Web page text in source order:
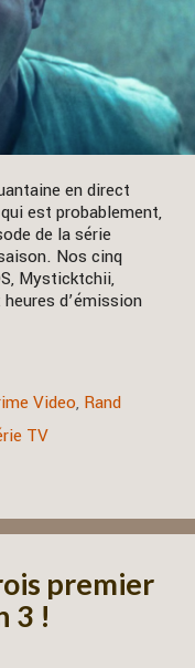
en direct
est probablement,
de la série
Nos cinq
Mysticktchii,
d’émission
Video, Rand
TV
premier
3 !